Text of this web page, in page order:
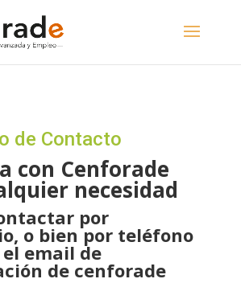
de Contacto
con Cenforade
necesidad
por
o bien por teléfono
email de
de cenforade